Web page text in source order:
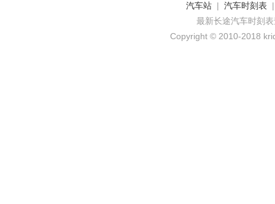
汽车站 | 汽车时刻表
最新长途汽车时刻
Copyright © 2010-2018